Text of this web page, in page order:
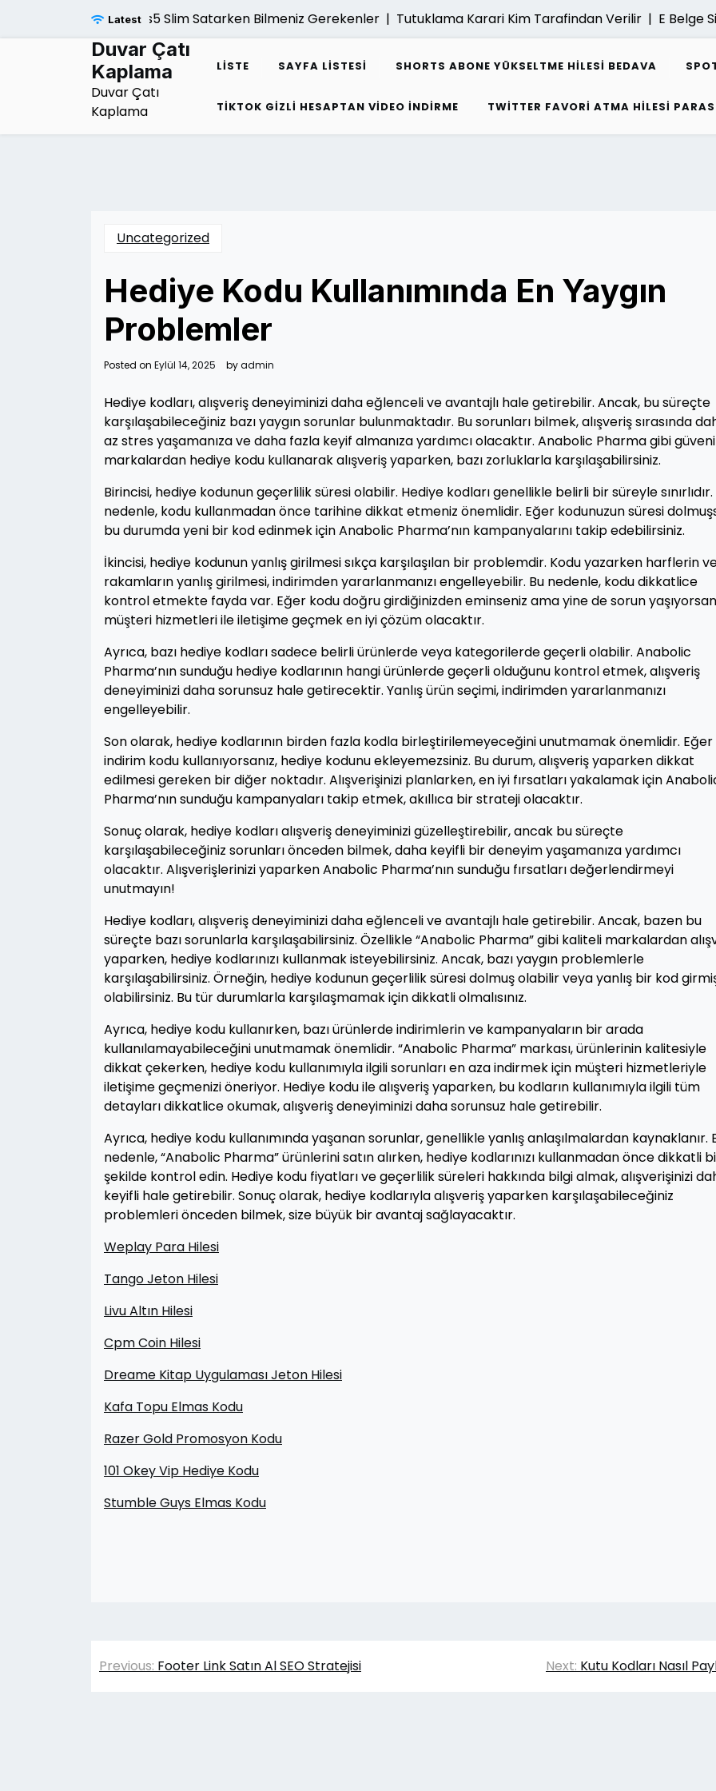
Latest
Ps5 Slim Satarken Bilmeniz Gerekenler |Tutuklama Karari Kim Tarafindan Verilir |E Belge
Duvar Çatı
Kaplama
Duvar Çatı
Kaplama
LISTE SAYFA LISTESI SHORTS ABONE YÜKSELTME HILESI BEDAVA
TIKTOK GIZLI HESAPTAN VIDEO INDIRME TWITTER FAVORI ATMA HILESI
Uncategorized
Hediye Kodu Kullanımında En Yaygın
Problemler
Posted on Eylül 14, 2025 byadmin
Hediye kodları, alışveriş deneyiminizi daha eğlenceli ve avantajlı hale getirebilir. Ancak, bu süreçte
karşılaşabileceğiniz bazı yaygın sorunlar bulunmaktadır. Bu sorunları bilmek, alışveriş sırasında
az stres yaşamanıza ve daha fazla keyif almanıza yardımcı olacaktır. Anabolic Pharma gibi
markalardan hediye kodu kullanarak alışveriş yaparken, bazı zorluklarla karşılaşabilirsiniz.
Birincisi, hediye kodunun geçerlilik süresi olabilir. Hediye kodları genellikle belirli bir süreyle sınırlıdır.
nedenle, kodu kullanmadan önce tarihine dikkat etmeniz önemlidir. Eğer kodunuzun süresi
bu durumda yeni bir kod edinmek için Anabolic Pharma’nın kampanyalarını takip edebilirsiniz.
İkincisi, hediye kodunun yanlış girilmesi sıkça karşılaşılan bir problemdir. Kodu yazarken harflerin
rakamların yanlış girilmesi, indirimden yararlanmanızı engelleyebilir. Bu nedenle, kodu dikkatlice
kontrol etmekte fayda var. Eğer kodu doğru girdiğinizden eminseniz ama yine de sorun
müşteri hizmetleri ile iletişime geçmek en iyi çözüm olacaktır.
Ayrıca, bazı hediye kodları sadece belirli ürünlerde veya kategorilerde geçerli olabilir. Anabolic
Pharma’nın sunduğu hediye kodlarının hangi ürünlerde geçerli olduğunu kontrol etmek, alışveriş
deneyiminizi daha sorunsuz hale getirecektir. Yanlış ürün seçimi, indirimden yararlanmanızı
engelleyebilir.
Son olarak, hediye kodlarının birden fazla kodla birleştirilemeyeceğini unutmamak önemlidir.
indirim kodu kullanıyorsanız, hediye kodunu ekleyemezsiniz. Bu durum, alışveriş yaparken dikkat
edilmesi gereken bir diğer noktadır. Alışverişinizi planlarken, en iyi fırsatları yakalamak için
Pharma’nın sunduğu kampanyaları takip etmek, akıllıca bir strateji olacaktır.
Sonuç olarak, hediye kodları alışveriş deneyiminizi güzelleştirebilir, ancak bu süreçte
karşılaşabileceğiniz sorunları önceden bilmek, daha keyifli bir deneyim yaşamanıza yardımcı
olacaktır. Alışverişlerinizi yaparken Anabolic Pharma’nın sunduğu fırsatları değerlendirmeyi
unutmayın!
Hediye kodları, alışveriş deneyiminizi daha eğlenceli ve avantajlı hale getirebilir. Ancak, bazen bu
süreçte bazı sorunlarla karşılaşabilirsiniz. Özellikle “Anabolic Pharma” gibi kaliteli markalardan
yaparken, hediye kodlarınızı kullanmak isteyebilirsiniz. Ancak, bazı yaygın problemlerle
karşılaşabilirsiniz. Örneğin, hediye kodunun geçerlilik süresi dolmuş olabilir veya yanlış bir kod
olabilirsiniz. Bu tür durumlarla karşılaşmamak için dikkatli olmalısınız.
Ayrıca, hediye kodu kullanırken, bazı ürünlerde indirimlerin ve kampanyaların bir arada
kullanılamayabileceğini unutmamak önemlidir. “Anabolic Pharma” markası, ürünlerinin kalitesiyle
dikkat çekerken, hediye kodu kullanımıyla ilgili sorunları en aza indirmek için müşteri hizmetleriyle
iletişime geçmenizi öneriyor. Hediye kodu ile alışveriş yaparken, bu kodların kullanımıyla ilgili tüm
detayları dikkatlice okumak, alışveriş deneyiminizi daha sorunsuz hale getirebilir.
Ayrıca, hediye kodu kullanımında yaşanan sorunlar, genellikle yanlış anlaşılmalardan kaynaklanır.
nedenle, “Anabolic Pharma” ürünlerini satın alırken, hediye kodlarınızı kullanmadan önce dikkatli
şekilde kontrol edin. Hediye kodu fiyatları ve geçerlilik süreleri hakkında bilgi almak, alışverişinizi
keyifli hale getirebilir. Sonuç olarak, hediye kodlarıyla alışveriş yaparken karşılaşabileceğiniz
problemleri önceden bilmek, size büyük bir avantaj sağlayacaktır.
Weplay Para Hilesi
Tango Jeton Hilesi
Livu Altın Hilesi
Cpm Coin Hilesi
Dreame Kitap Uygulaması Jeton Hilesi
Kafa Topu Elmas Kodu
Razer Gold Promosyon Kodu
101 Okey Vip Hediye Kodu
Stumble Guys Elmas Kodu
Yazı
Previous: Footer Link Satın Al SEO Stratejisi Next: Kutu Kodları Nasıl